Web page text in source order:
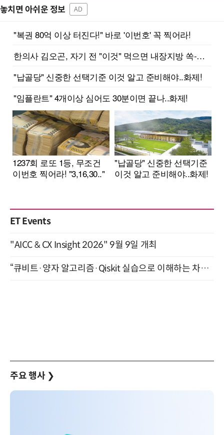
놓치면 아쉬운 정보 AD
ET Events
"AICC & CX Insight 2026" 9월 9일 개최
“큐비트·양자 알고리즘·Qiskit 실습으로 이해하는 차세대 컴퓨팅” (8/28)
주요 행사 ❯